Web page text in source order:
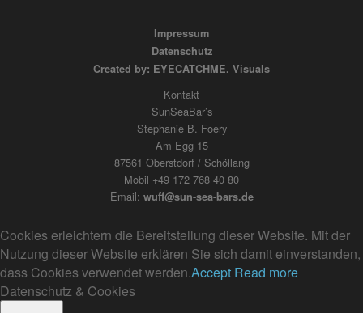
Impressum
Datenschutz
Created by: EYECATCHME. Visuals
Kontakt
SunSeaBar’s
Stephanie B. Foery
Am Egg 15
87561 Oberstdorf / Schöllang
Mobil +49 172 768 40 80
Email: wuff@sun-sea-bars.de
Cookies erleichtern die Bereitstellung dieser Website. Mit der
Nutzung dieser Website erklären Sie sich damit einverstanden,
dass Cookies verwendet werden.Accept Read more
Datenschutz & Cookies